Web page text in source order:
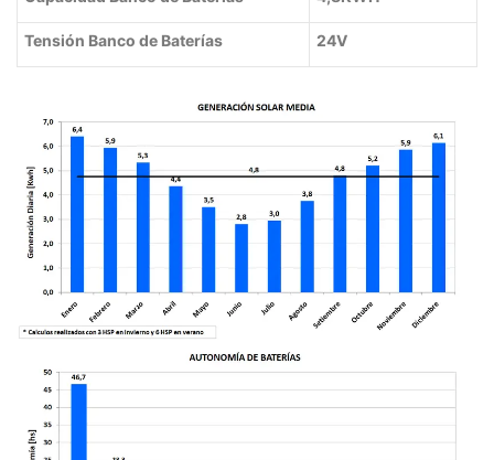
Tensión Banco de Baterías 24V